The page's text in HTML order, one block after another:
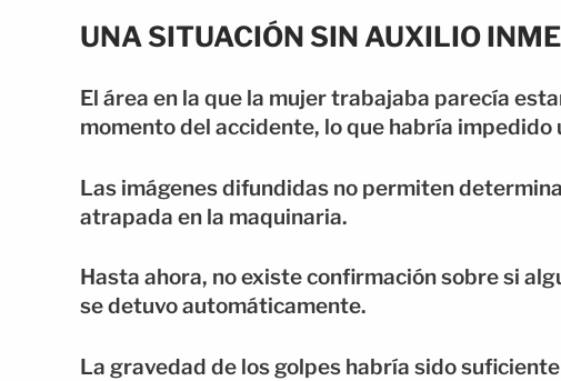
UNA SITUACIÓN SIN AUXILIO
El área en la que la mujer trabajaba parecía
momento del accidente, lo que habría
Las imágenes difundidas no permiten
atrapada en la maquinaria.
Hasta ahora, no existe confirmación sobre si
se detuvo automáticamente.
La gravedad de los golpes habría sido